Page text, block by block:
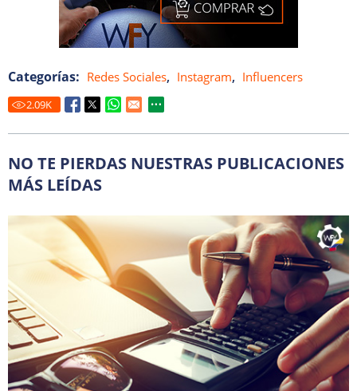
Categorías: Redes Sociales, Instagram, Influencers
2.09K
NO TE PIERDAS NUESTRAS PUBLICACIONES
MÁS LEÍDAS